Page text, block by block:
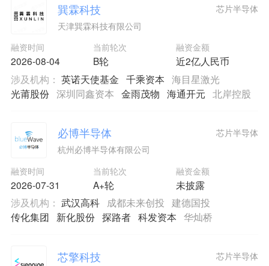
巽霖科技
天津巽霖科技有限公司
融资时间
2026-08-04
当前轮次
B轮
融资金额
近2亿人民币
芯片半导体
涉及机构： 英诺天使基金 千乘资本 海目星激光
光莆股份 深圳同鑫资本 金雨茂物 海通开元 北岸控股
必博半导体
杭州必博半导体有限公司
融资时间
2026-07-31
当前轮次
A+轮
融资金额
未披露
芯片半导体
涉及机构： 武汉高科 成都未来创投
建德国投
传化集团
新化股份 探路者 科发资本 华灿桥
芯擎科技 芯片半导体